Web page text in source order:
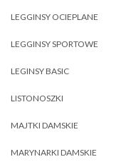
LEGGINSY OCIEPLANE
LEGGINSY SPORTOWE
LEGINSY BASIC
LISTONOSZKI
MAJTKI DAMSKIE
MARYNARKI DAMSKIE